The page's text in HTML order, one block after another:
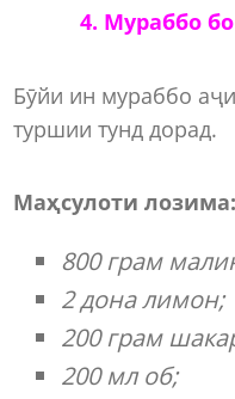
4. Мураббо
Бӯйи ин мураббо
туршии тунд дорад.
Маҳсулоти лозима:
800 грам
2 дона лимон;
200 грам
200 мл об;